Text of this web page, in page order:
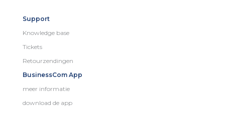
Support
Knowledge base
Tickets
Retourzendingen
BusinessCom App
meer informatie
download de app